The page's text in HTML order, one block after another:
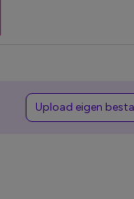
Upload eigen